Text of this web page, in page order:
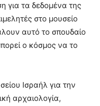
για τα δεδομένα της
στο μουσείο
αυτό το σπουδαίο
ο κόσμος να το
Ισραήλ για την
αρχαιολογία,